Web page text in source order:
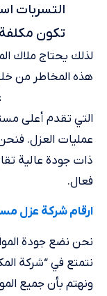
التسربات
تكون مكلفة
لذلك يحتاج ملاك
هذه المخاطر من
التي تقدم أعلى
عمليات العزل.
ذات جودة عالية
فعال.
ارقام شركة عزل
نحن نضع جودة
نتمتع في “شركة
ونهتم بأن جميع